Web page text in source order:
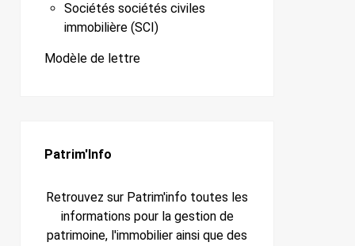
Sociétés sociétés civiles
immobilière (SCI)
Modèle de lettre
Patrim'Info
Retrouvez sur Patrim'info toutes les
informations pour la gestion de
patrimoine, l'immobilier ainsi que des